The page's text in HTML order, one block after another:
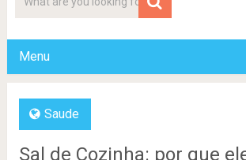
Menu
Saude
Sal de Cozinha: por que